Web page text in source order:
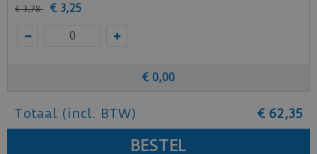
€ 3,78 € 3,25
€ 0,00
Totaal (incl. BTW) € 62,35